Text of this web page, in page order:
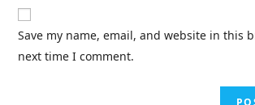
Save my name, email, and website in this
next time I comment.